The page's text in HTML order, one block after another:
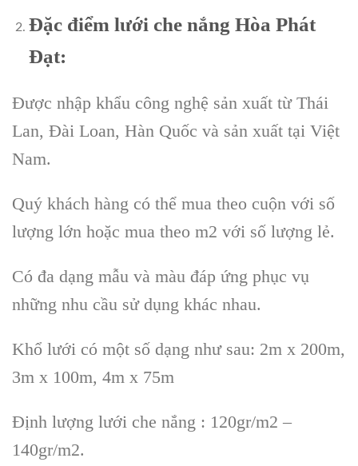
Đặc điểm lưới che nắng Hòa Phát
Đạt:
Được nhập khẩu công nghệ sản xuất từ Thái
Lan, Đài Loan, Hàn Quốc và sản xuất tại Việt
Nam.
Quý khách hàng có thể mua theo cuộn với số
lượng lớn hoặc mua theo m2 với số lượng lẻ.
Có đa dạng mẫu và màu đáp ứng phục vụ
những nhu cầu sử dụng khác nhau.
Khổ lưới có một số dạng như sau: 2m x 200m,
3m x 100m, 4m x 75m
Định lượng lưới che nắng : 120gr/m2 –
140gr/m2.